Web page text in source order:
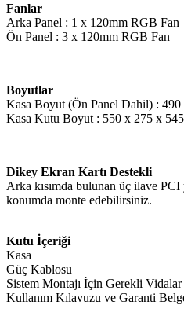
Fanlar
Arka Panel : 1 x 120mm RGB Fan
Ön Panel : 3 x 120mm RGB Fan
Boyutlar
Kasa Boyut (Ön Panel Dahil) :
Kasa Kutu Boyut : 550 x 275 x
Dikey Ekran Kartı Destekli
Arka kısımda bulunan üç ilave
konumda monte edebilirsiniz.
Kutu İçeriği
Kasa
Güç Kablosu
Sistem Montajı İçin Gerekli Vidalar
Kullanım Kılavuzu ve Garanti